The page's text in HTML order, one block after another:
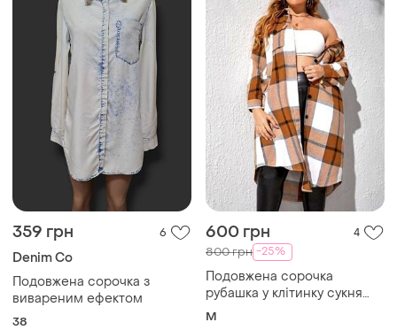
359 грн 6
Denim Co
Подовжена сорочка з
вивареним ефектом
38
600 грн 4
800 грн -25%
Подовжена сорочка
рубашка у клітинку сукня
тоендова стильна базова
M